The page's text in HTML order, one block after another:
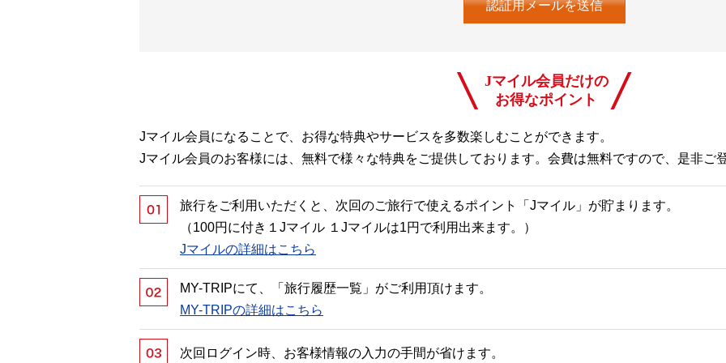
Jマイル会員だけの
お得なポイント
Jマイル会員になることで、お得な特典やサービスを多数楽しむことができます。
Jマイル会員のお客様には、無料で様々な特典をご提供しております。会費は無料ですので、是非ご
旅行をご利用いただくと、次回のご旅行で使えるポイント「Jマイル」が貯まります。
（100円に付き１Jマイル １Jマイルは1円で利用出来ます。）
Jマイルの詳細はこちら
MY-TRIPにて、「旅行履歴一覧」がご利用頂けます。
MY-TRIPの詳細はこちら
次回ログイン時、お客様情報の入力の手間が省けます。